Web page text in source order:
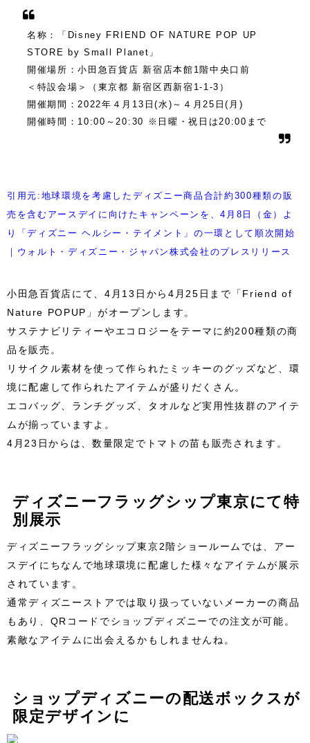
名称：「Disney FRIEND OF NATURE POP UP
STORE by Small Planet」
開催場所：小田急百貨店 新宿店本館1階中央口前
＜特設会場＞（東京都 新宿区西新宿1-1-3）
開催期間：2022年４月13日(水)～４月25日(月)
開催時間：10:00～20:30 ※日曜・祝日は20:00まで
引用元:地球環境を考慮したディズニー商品合計約300種類の販
売を含むアースデイに向けたキャンペーンを、4月8日（金）よ
り「ディズニー ヘルシー・テイメント」の一環として順次開始
｜ウォルト・ディズニー・ジャパン株式会社のプレスリリース
小田急百貨店にて、4月13日から4月25日まで「Friend of
Nature POPUP」がオープンします。
サステナビリティーやエコロジーをテーマに約200種類の商
品を販売。
リサイクル素材を使って作られたミッキーのグッズなど、環
境に配慮して作られたアイテムが盛りだくさん。
エコバッグ、ランチグッズ、タオルなど実用性抜群のアイテ
ムが揃っていますよ。
4月23日からは、数量限定でトマトの苗も販売されます。
ディズニーフラッグシップ東京にて特
別展示
ディズニーフラッグシップ東京2階ショールームでは、アー
スデイにちなんで地球環境に配慮した様々なアイテムが展示
されています。
通常ディズニーストアでは取り扱っていないメーカーの商品
もあり、QRコードでショップディズニーでの注文が可能。
素敵なアイテムに出会えるかもしれませんね。
ショップディズニーの配送ボックスが
限定デザインに